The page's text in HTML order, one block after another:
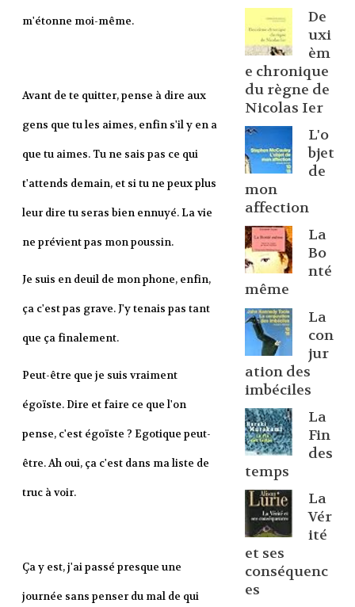
m'étonne moi-même.
Avant de te quitter, pense à dire aux
gens que tu les aimes, enfin s'il y en a
que tu aimes. Tu ne sais pas ce qui
t'attends demain, et si tu ne peux plus
leur dire tu seras bien ennuyé. La vie
ne prévient pas mon poussin.
Je suis en deuil de mon phone, enfin,
ça c'est pas grave. J'y tenais pas tant
que ça finalement.
Peut-être que je suis vraiment
égoïste. Dire et faire ce que l'on
pense, c'est égoïste ? Egotique peut-
être. Ah oui, ça c'est dans ma liste de
truc à voir.
Ça y est, j'ai passé presque une
journée sans penser du mal de qui
De
uxi
èm
e chronique
du règne de
Nicolas Ier
L'o
bjet
de
mon
affection
La
Bo
nté
même
La
con
jur
ation des
imbéciles
La
Fin
des
temps
La
Vér
ité
et ses
conséquenc
es